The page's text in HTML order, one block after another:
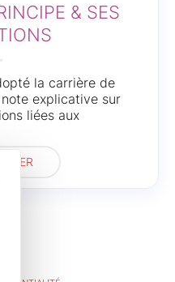
MASQUER LE
& SES
la carrière de
explicative sur
liées aux